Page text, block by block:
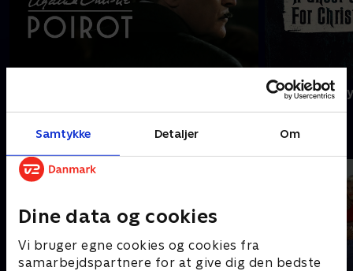
Samtykke Detaljer Om
Dine data og cookies
Vi bruger egne cookies og cookies fra
samarbejdspartnere for at give dig den bedste
A Ghost